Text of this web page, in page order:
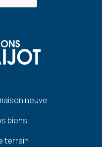
neuve
biens
terrain